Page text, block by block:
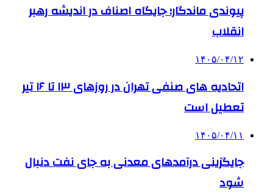
پیوندی ماندگار؛ جایگاه اصناف در اندیشه رهبر
انقلاب
۱۴۰۵/۰۴/۱۲
اتحادیه های صنفی تهران در روزهای ۱۳ تا ۱۶ تیر
تعطیل است
۱۴۰۵/۰۴/۱۱
جایگزینی درآمدهای معدنی به جای نفت دنبال
شود